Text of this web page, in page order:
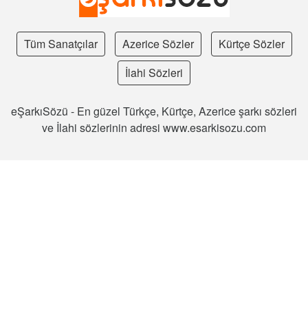
Tüm Sanatçılar Azerice Sözler
Kürtçe Sözler
İlahi Sözleri
eŞarkıSözü - En güzel Türkçe, Kürtçe, Azerice şarkı sözleri
ve İlahi sözlerinin adresi www.esarkisozu.com